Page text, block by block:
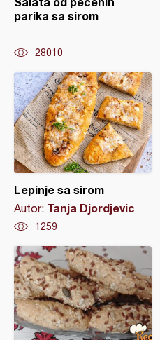
parika sa sirom
28010
Lepinje sa sirom
Autor: Tanja Djordjevic
1259